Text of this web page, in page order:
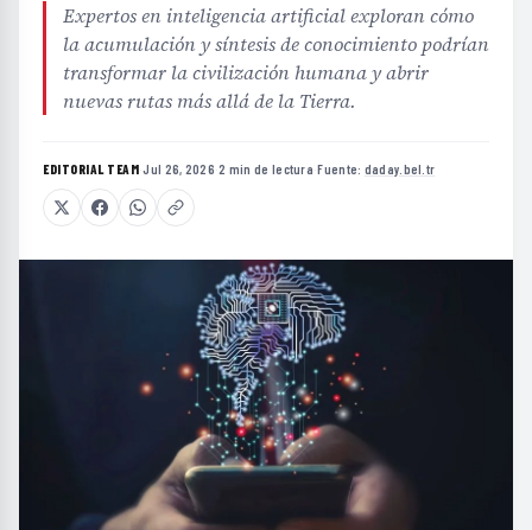
Expertos en inteligencia artificial exploran cómo
la acumulación y síntesis de conocimiento podrían
transformar la civilización humana y abrir
nuevas rutas más allá de la Tierra.
EDITORIAL TEAM·Jul 26, 2026·2 min de lectura·Fuente: daday.bel.tr